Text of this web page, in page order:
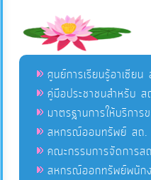
ศูนย์การเรียนรู้อาเซียน
คู่มือประชาชนสำหรับ ส
มาตรฐานการให้บริการ
สหกรณ์ออมทรัพย์ สถ.
คณะกรรมการจัดการ
สหกรณ์ออกทรัพย์พนักง